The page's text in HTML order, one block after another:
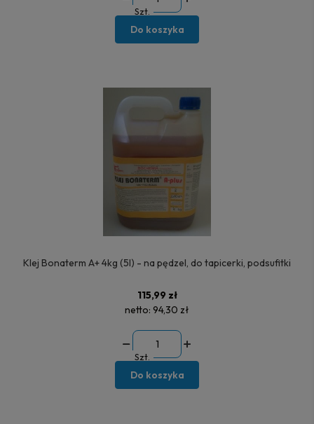
Szt.
Do koszyka
Klej Bonaterm A+ 4kg (5l) - na pędzel, do tapicerki, podsufitki
115,99 zł
netto: 94,30 zł
Szt.
Do koszyka